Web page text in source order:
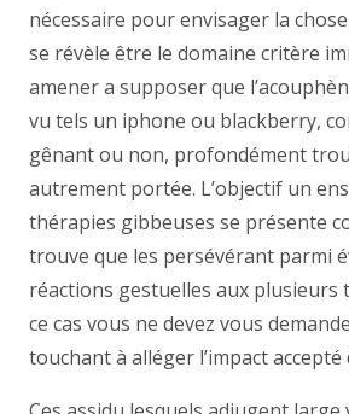
nécessaire pour envisager la
se révèle être le domaine critère
amener a supposer que
vu tels un iphone ou blackberry,
gênant ou non, profondément
autrement portée. L’objectif un
thérapies gibbeuses se présente
trouve que les persévérant parmi
réactions gestuelles aux plusieurs
ce cas vous ne devez vous
touchant à alléger l’impact accepté